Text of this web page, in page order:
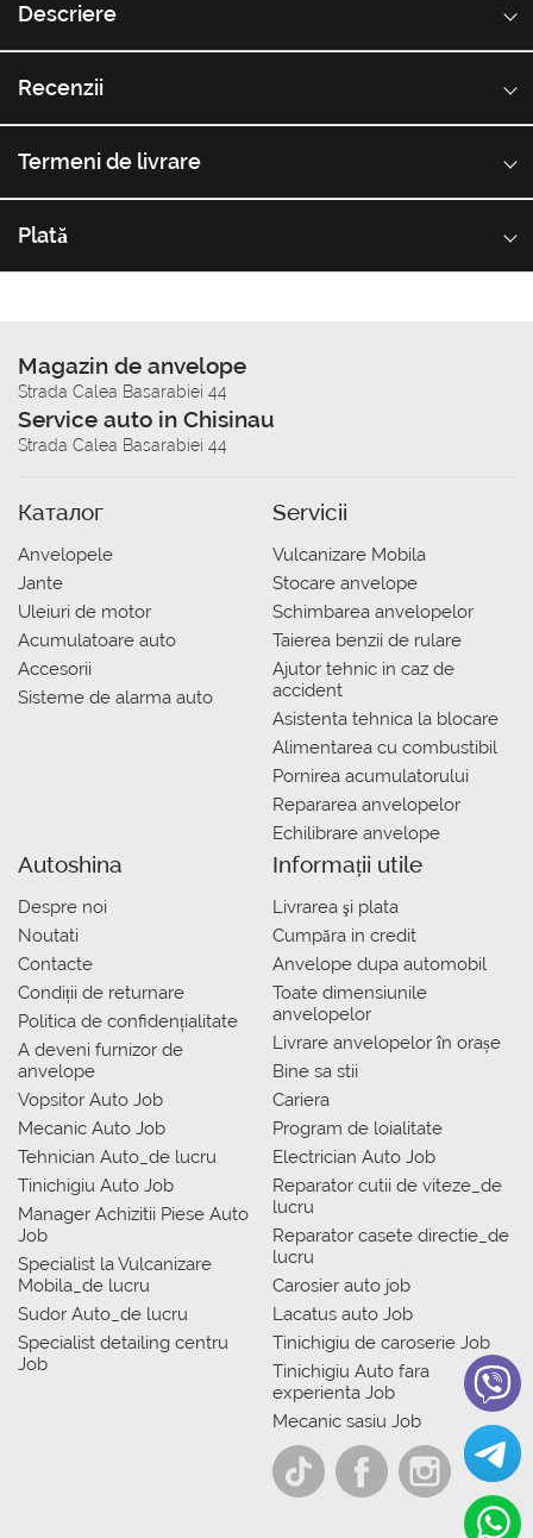
Descriere
Recenzii
Termeni de livrare
Plată
Magazin de anvelope
Strada Calea Basarabiei 44
Service auto in Chisinau
Strada Calea Basarabiei 44
Каталог
Anvelopele
Jante
Uleiuri de motor
Acumulatoare auto
Accesorii
Sisteme de alarma auto
Servicii
Vulcanizare Mobila
Stocare anvelope
Schimbarea anvelopelor
Taierea benzii de rulare
Ajutor tehnic in caz de
accident
Asistenta tehnica la blocare
Alimentarea cu combustibil
Pornirea acumulatorului
Repararea anvelopelor
Echilibrare anvelope
Autoshina
Despre noi
Noutati
Contacte
Condiții de returnare
Politica de confidențialitate
A deveni furnizor de
anvelope
Vopsitor Auto Job
Mecanic Auto Job
Tehnician Auto_de lucru
Tinichigiu Auto Job
Manager Achizitii Piese Auto
Job
Specialist la Vulcanizare
Mobila_de lucru
Sudor Auto_de lucru
Specialist detailing centru
Job
Informații utile
Livrarea şi plata
Сumpăra in credit
Anvelope dupa automobil
Toate dimensiunile
anvelopelor
Livrare anvelopelor în orașe
Bine sa stii
Cariera
Program de loialitate
Electrician Auto Job
Reparator cutii de viteze_de
lucru
Reparator casete directie_de
lucru
Carosier auto job
Lacatus auto Job
Tinichigiu de caroserie Job
Tinichigiu Auto fara
experienta Job
Mecanic sasiu Job